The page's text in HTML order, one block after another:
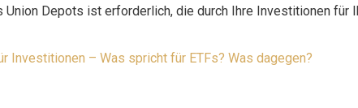
Depots ist erforderlich, die durch Ihre Investitionen für
Investitionen – Was spricht für ETFs? Was dagegen?